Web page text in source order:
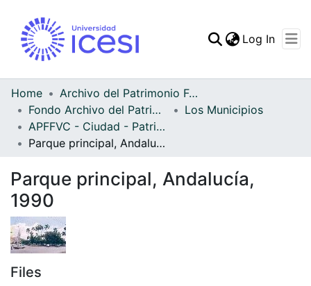
Statistics
Log In
Home
Archivo del Patrimonio Fotográfico y Fílmico del Valle del Cauca
Fondo Archivo del Patrimonio Fotográfico y Fílmico del Valle del Cauca
Los Municipios
APFFVC - Ciudad - Patrimonial
Parque principal, Andalucía, 1990
Parque principal, Andalucía,
1990
Files